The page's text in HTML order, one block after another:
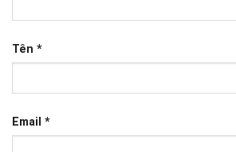
Tên *
Email *